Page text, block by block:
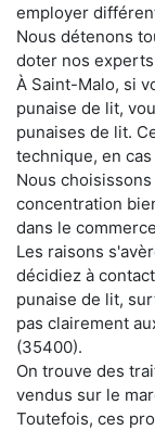
employer
Nous détenons
doter nos
À Saint-Malo, si
punaise de lit,
punaises de lit.
technique, en
Nous
concentration
dans le
Les raisons
décidiez à
punaise de lit,
pas clairement
(35400).
On trouve des
vendus sur le
Toutefois, ces